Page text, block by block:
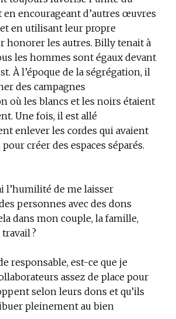
en encourageant d’autres œuvres
en utilisant leur propre
honorer les autres. Billy tenait à
les hommes sont égaux devant
À l’époque de la ségrégation, il
des campagnes
où les blancs et les noirs étaient
Une fois, il est allé
enlever les cordes qui avaient
créer des espaces séparés.
l’humilité de me laisser
personnes avec des dons
dans mon couple, la famille,
?
responsable, est-ce que je
assez de place pour
selon leurs dons et qu’ils
pleinement au bien